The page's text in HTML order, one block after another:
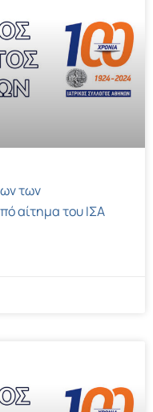
των
αίτημα του ΙΣΑ